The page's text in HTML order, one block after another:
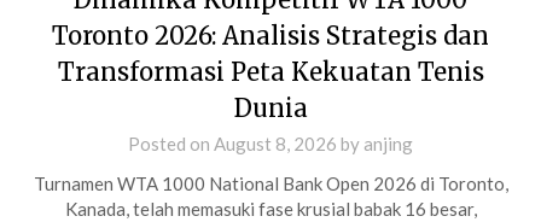
Toronto 2026: Analisis Strategis dan
Transformasi Peta Kekuatan Tenis
Dunia
Posted on August 8, 2026 by anjing
Turnamen WTA 1000 National Bank Open 2026 di Toronto,
Kanada, telah memasuki fase krusial babak 16 besar,